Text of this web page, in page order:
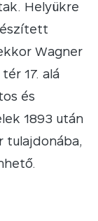
Helyükre
Wagner
17. alá
és
1893 után
tulajdonába,